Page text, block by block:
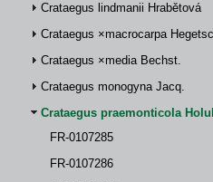
Crataegus lindmanii Hrabětová
Crataegus ×macrocarpa
Crataegus ×media Bechst.
Crataegus monogyna Jacq.
Crataegus praemonticola
FR-0107285
FR-0107286